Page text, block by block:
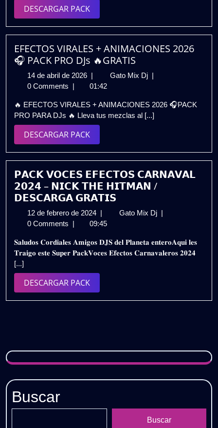
𝗧𝗛𝗘
𝗛𝗜𝗧𝗠𝗔𝗡
DESCARGAR PACKDESCARGAR
PACK
EFECTOS VIRALES + ANIMACIONES 2026
🎧 PACK PRO DJs 🔥GRATIS
14 de abril de 2026 14
de
de
2026
| Gato Mix Dj EFECTOS
ANIMACIONES
2026
DJs
🔥
GRATIS
|
0 Comments | 01:42
🔥 EFECTOS VIRALES + ANIMACIONES 2026 🎧PACK
PRO PARA DJs 🔥 Lleva tus mezclas al [...]
DESCARGAR PACKDESCARGAR
PACK
𝗣𝗔𝗖𝗞 𝗩𝗢𝗖𝗘𝗦 𝗘𝗙𝗘𝗖𝗧𝗢𝗦 𝗖𝗔𝗥𝗡𝗔𝗩𝗔𝗟
𝟮𝟬𝟮𝟰 – 𝗡𝗜𝗖𝗞 𝗧𝗛𝗘 𝗛𝗜𝗧𝗠𝗔𝗡 /
𝗗𝗘𝗦𝗖𝗔𝗥𝗚𝗔 𝗚𝗥𝗔𝗧𝗜𝗦
12 de febrero de 2024 12
de
de
2024
| Gato Mix Dj 𝗣𝗔𝗖𝗞
𝗖𝗔𝗥𝗡𝗔𝗩𝗔𝗟
𝟮𝟬𝟮𝟰
|
0 Comments | 09:45
𝐒𝐚𝐥𝐮𝐝𝐨𝐬 𝐂𝐨𝐫𝐝𝐢𝐚𝐥𝐞𝐬 𝐀𝐦𝐢𝐠𝐨𝐬 𝐃𝐉𝐒 𝐝𝐞𝐥 𝐏𝐥𝐚𝐧𝐞𝐭𝐚 𝐞𝐧𝐭𝐞𝐫𝐨𝐀𝐪𝐮𝐢 𝐥𝐞𝐬
𝐓𝐫𝐚𝐢𝐠𝐨 𝐞𝐬𝐭𝐞 𝐒𝐮𝐩𝐞𝐫 𝐏𝐚𝐜𝐤𝐕𝐨𝐜𝐞𝐬 𝐄𝐟𝐞𝐜𝐭𝐨𝐬 𝐂𝐚𝐫𝐧𝐚𝐯𝐚𝐥𝐞𝐫𝐨𝐬 𝟐𝟎𝟐𝟒
[...]
DESCARGAR PACKDESCARGAR
PACK
Buscar
Buscar